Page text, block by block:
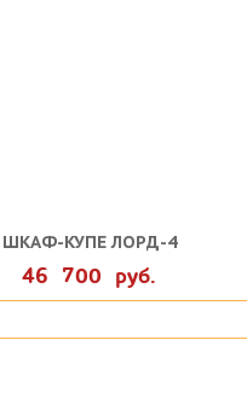
ШКАФ-КУПЕ ЛОРД-4
46 700 руб.